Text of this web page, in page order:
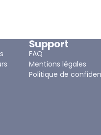
Support
FAQ
Mentions légales
Politique de